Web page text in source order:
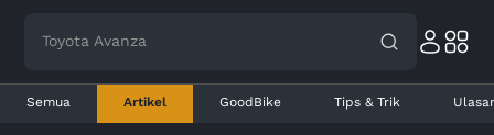
Toyota Avanza
Semua Artikel GoodBike Tips & Trik